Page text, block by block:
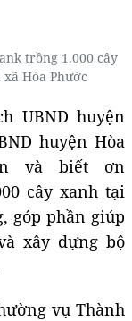
trồng 1.000 cây
Hòa Phước
UBND huyện
huyện Hòa
và biết ơn
cây xanh tại
góp phần giúp
xây dựng bộ
vụ Thành